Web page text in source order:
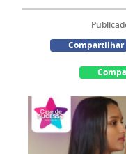
Compartilhar